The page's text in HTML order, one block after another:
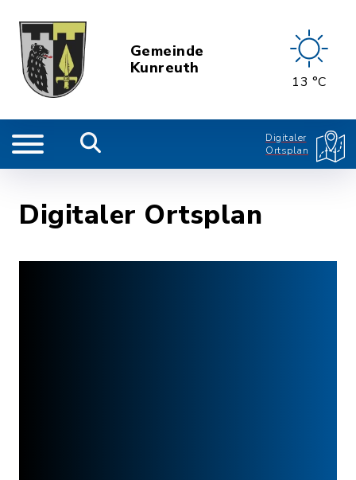
Gemeinde
Kunreuth
13 °C
Digitaler
Ortsplan
Digitaler Ortsplan